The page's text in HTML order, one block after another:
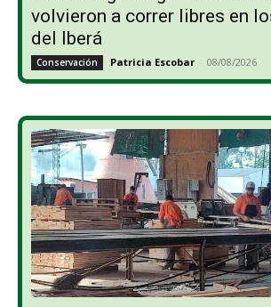
volvieron a correr libres en
del Iberá
Conservación Patricia Escobar - 08/08/2026